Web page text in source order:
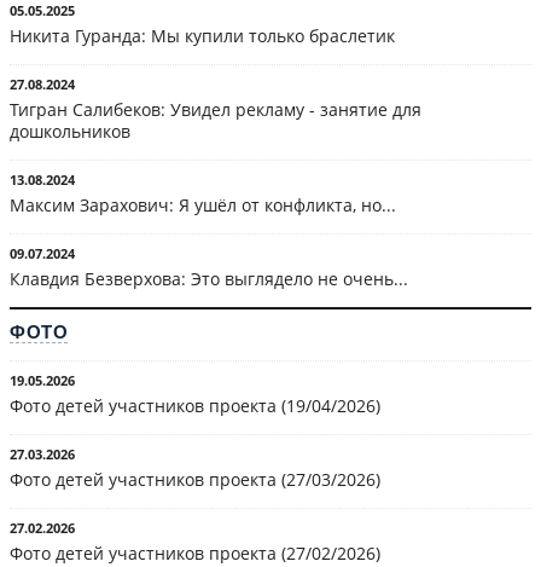
05.05.2025
Никита Гуранда: Мы купили только браслетик
27.08.2024
Тигран Салибеков: Увидел рекламу - занятие для
дошкольников
13.08.2024
Максим Зарахович: Я ушёл от конфликта, но...
09.07.2024
Клавдия Безверхова: Это выглядело не очень...
ФОТО
19.05.2026
Фото детей участников проекта (19/04/2026)
27.03.2026
Фото детей участников проекта (27/03/2026)
27.02.2026
Фото детей участников проекта (27/02/2026)